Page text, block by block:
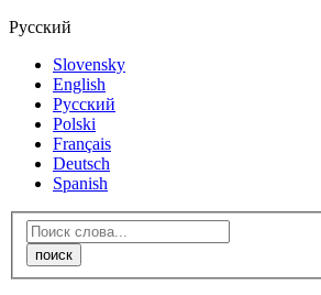
Русский
Slovensky
English
Русский
Polski
Français
Deutsch
Spanish